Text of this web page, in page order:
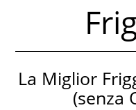
La Miglior
(senza